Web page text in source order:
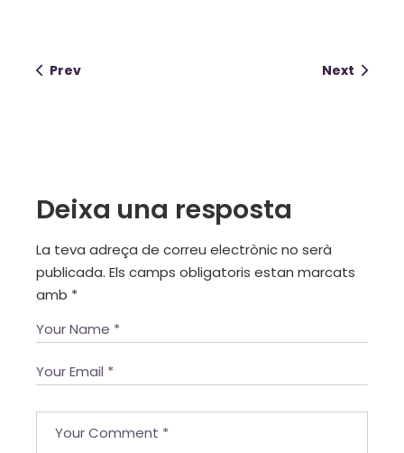
Prev Next
Deixa una resposta
La teva adreça de correu electrònic no serà
publicada. Els camps obligatoris estan marcats
amb *